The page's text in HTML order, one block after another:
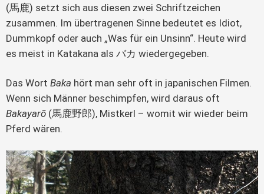
(馬鹿) setzt sich aus diesen zwei Schriftzeichen
zusammen. Im übertragenen Sinne bedeutet es Idiot,
Dummkopf oder auch „Was für ein Unsinn“. Heute wird
es meist in Katakana als バカ wiedergegeben.
Das Wort Baka hört man sehr oft in japanischen Filmen.
Wenn sich Männer beschimpfen, wird daraus oft
Bakayarō (馬鹿野郎), Mistkerl – womit wir wieder beim
Pferd wären.